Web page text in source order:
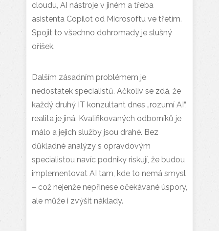
cloudu, AI nástroje v jiném a třeba
asistenta Copilot od Microsoftu ve třetím.
Spojit to všechno dohromady je slušný
oříšek.
Dalším zásadním problémem je
nedostatek specialistů. Ačkoliv se zdá, že
každý druhý IT konzultant dnes „rozumí AI“,
realita je jiná. Kvalifikovaných odborníků je
málo a jejich služby jsou drahé. Bez
důkladné analýzy s opravdovým
specialistou navíc podniky riskují, že budou
implementovat AI tam, kde to nemá smysl
– což nejenže nepřinese očekávané úspory,
ale může i zvýšit náklady.